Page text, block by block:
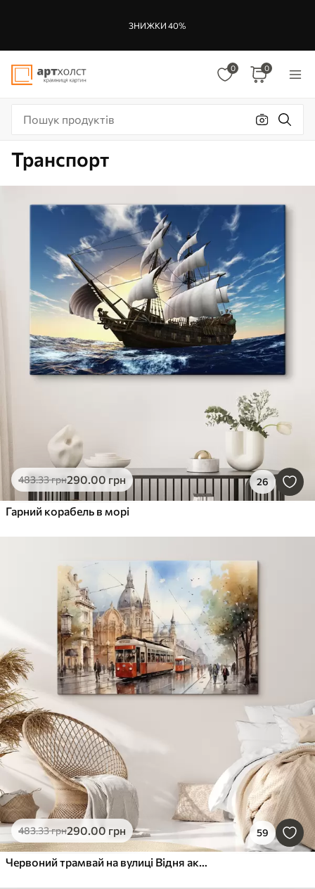
ЗНИЖКИ 40%
0 0
Транспорт
483.33грн290.00 грн 26
Гарний корабель в морі
483.33грн290.00 грн 59
Червоний трамвай на вулиці Відня акварель